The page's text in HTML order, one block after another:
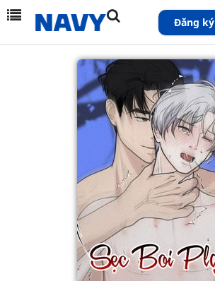
Đăng ký